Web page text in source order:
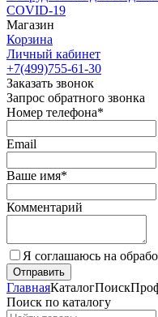
COVID-19
Магазин
Корзина
Личный кабинет
+7(499)755-61-30
Заказать звонок
Запрос обратного звонка
Номер телефона*
Email
Ваше имя*
Комментарий
Я соглашаюсь на
ГлавнаяКаталогПоиск
Поиск по каталогу